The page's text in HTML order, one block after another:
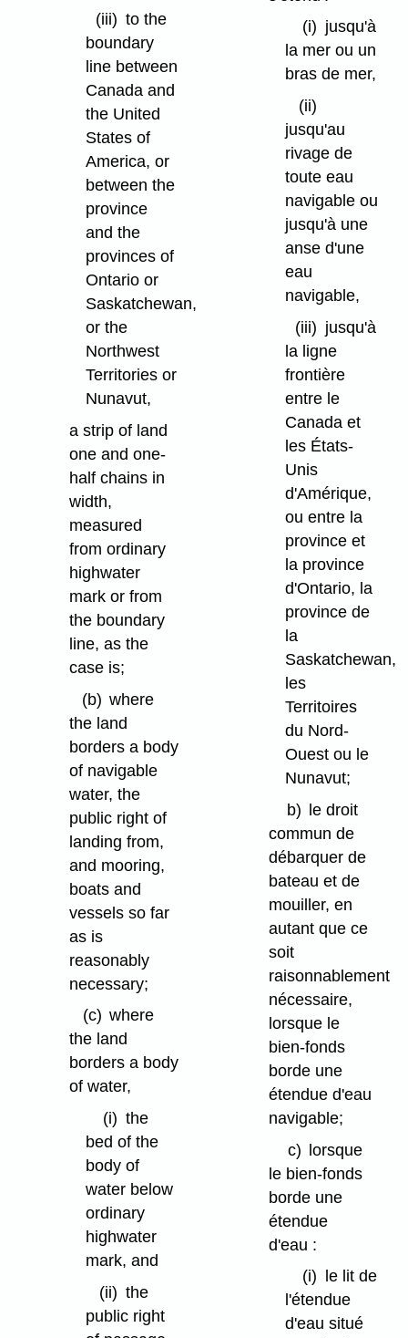
(iii) to the
boundary
line between
Canada and
the United
States of
America, or
between the
province
and the
provinces of
Ontario or
Saskatchewan,
or the
Northwest
Territories or
Nunavut,
a strip of land
one and one-
half chains in
width,
measured
from ordinary
highwater
mark or from
the boundary
line, as the
case is;
(b) where
the land
borders a body
of navigable
water, the
public right of
landing from,
and mooring,
boats and
vessels so far
as is
reasonably
necessary;
(c) where
the land
borders a body
of water,
(i) the
bed of the
body of
water below
ordinary
highwater
mark, and
(ii) the
public right
(i) jusqu'à
la mer ou un
bras de mer,
(ii)
jusqu'au
rivage de
toute eau
navigable ou
jusqu'à une
anse d'une
eau
navigable,
(iii) jusqu'à
la ligne
frontière
entre le
Canada et
les États-
Unis
d'Amérique,
ou entre la
province et
la province
d'Ontario, la
province de
la
Saskatchewan,
les
Territoires
du Nord-
Ouest ou le
Nunavut;
b) le droit
commun de
débarquer de
bateau et de
mouiller, en
autant que ce
soit
raisonnablement
nécessaire,
lorsque le
bien-fonds
borde une
étendue d'eau
navigable;
c) lorsque
le bien-fonds
borde une
étendue
d'eau :
(i)
le lit de
l'étendue
d'eau situé